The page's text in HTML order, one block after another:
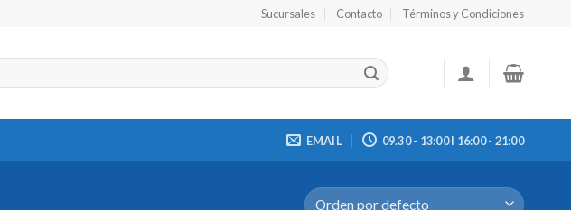
Sucursales Contacto Términos y Condiciones
EMAIL 09.30 - 13:00 I 16:00 - 21:00